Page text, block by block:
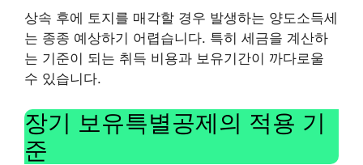
상속 후에 토지를 매각할 경우 발생하는 양도소득세
는 종종 예상하기 어렵습니다. 특히 세금을 계산하
는 기준이 되는 취득 비용과 보유기간이 까다로울
수 있습니다.
장기 보유특별공제의 적용 기
준